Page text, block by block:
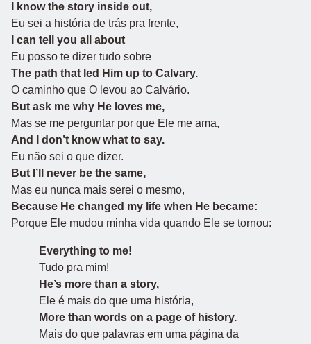
I know the story inside out,
Eu sei a história de trás pra frente,
I can tell you all about
Eu posso te dizer tudo sobre
The path that led Him up to Calvary.
O caminho que O levou ao Calvário.
But ask me why He loves me,
Mas se me perguntar por que Ele me ama,
And I don’t know what to say.
Eu não sei o que dizer.
But I’ll never be the same,
Mas eu nunca mais serei o mesmo,
Because He changed my life when He became:
Porque Ele mudou minha vida quando Ele se tornou:
Everything to me!
Tudo pra mim!
He’s more than a story,
Ele é mais do que uma história,
More than words on a page of history.
Mais do que palavras em uma página da